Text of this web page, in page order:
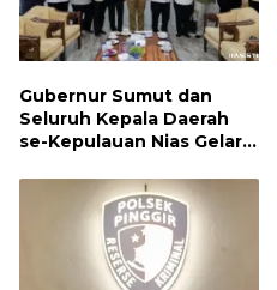
Gubernur Sumut dan
Seluruh Kepala Daerah
se-Kepulauan Nias Gelar